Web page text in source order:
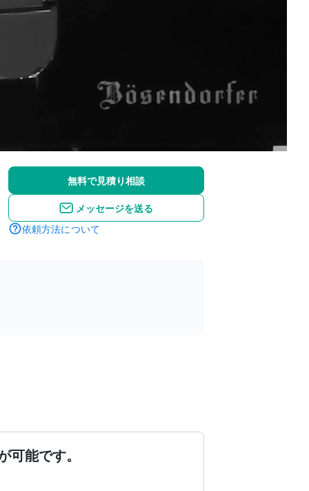
無料で見積り相談
メッセージを送る
依頼方法について
能です。